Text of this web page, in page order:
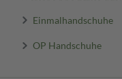
Einmalhandschuhe
OP Handschuhe